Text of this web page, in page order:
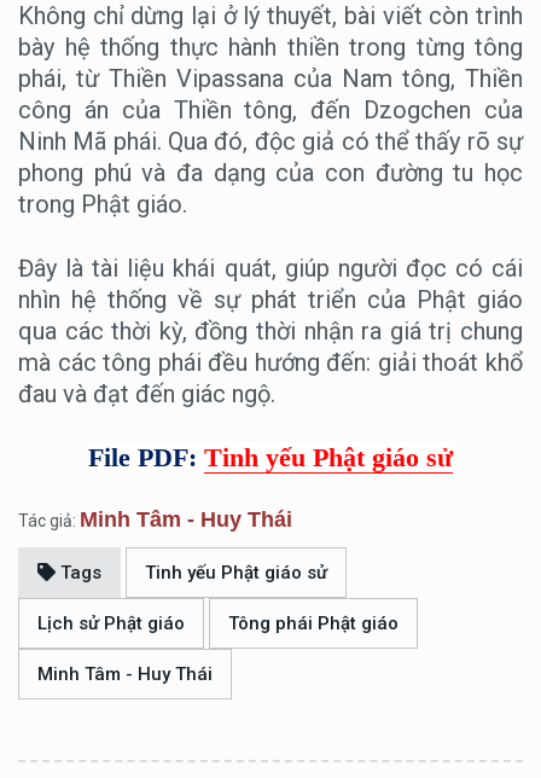
Không chỉ dừng lại ở lý thuyết, bài viết còn trình
bày hệ thống thực hành thiền trong từng tông
phái, từ Thiền Vipassana của Nam tông, Thiền
công án của Thiền tông, đến Dzogchen của
Ninh Mã phái. Qua đó, độc giả có thể thấy rõ sự
phong phú và đa dạng của con đường tu học
trong Phật giáo.
Đây là tài liệu khái quát, giúp người đọc có cái
nhìn hệ thống về sự phát triển của Phật giáo
qua các thời kỳ, đồng thời nhận ra giá trị chung
mà các tông phái đều hướng đến: giải thoát khổ
đau và đạt đến giác ngộ.
File PDF: Tinh yếu Phật giáo sử
Tác giả: Minh Tâm - Huy Thái
Tags Tinh yếu Phật giáo sử
Lịch sử Phật giáo Tông phái Phật giáo
Minh Tâm - Huy Thái